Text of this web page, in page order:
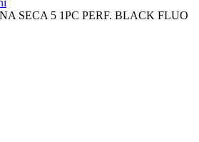
SECA 5 1PC PERF. BLACK FLUO